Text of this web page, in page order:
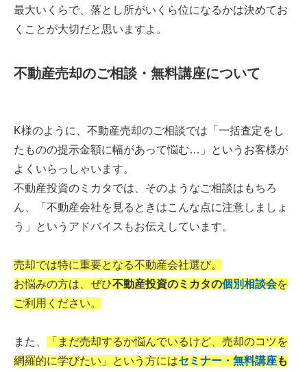
最大いくらで、落とし所がいくら位になるかは決めてお
くことが大切だと思いますよ。
不動産売却のご相談・無料講座について
K様のように、不動産売却のご相談では「一括査定をし
たものの提示金額に幅があって悩む…」というお客様が
よくいらっしゃいます。
不動産投資のミカタでは、そのようなご相談はもちろ
ん、「不動産会社を見るときはこんな点に注意しましょ
う」というアドバイスもお伝えしています。
売却では特に重要となる不動産会社選び。
お悩みの方は、ぜひ不動産投資のミカタの個別相談会を
ご利用ください。
また、
「まだ売却するか悩んでいるけど、売却のコツを
網羅的に学びたい」という方にはセミナー・無料講座も